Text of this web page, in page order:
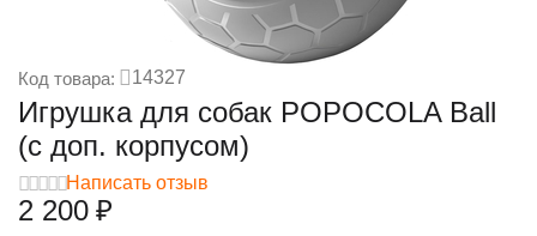
Код товара: 14327
Игрушка для собак POPOCOLA Ball
(с доп. корпусом)
Написать отзыв
2 200 ₽